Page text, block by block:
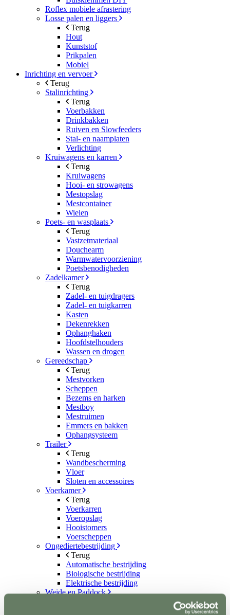
Roflex mobiele afrastering
Losse palen en liggers
Terug
Hout
Kunststof
Prikpalen
Mobiel
Inrichting en vervoer
Terug
Stalinrichting
Terug
Voerbakken
Drinkbakken
Ruiven en Slowfeeders
Stal- en naamplaten
Verlichting
Kruiwagens en karren
Terug
Kruiwagens
Hooi- en strowagens
Mestopslag
Mestcontainer
Wielen
Poets- en wasplaats
Terug
Vastzetmateriaal
Douchearm
Warmwatervoorziening
Poetsbenodigheden
Zadelkamer
Terug
Zadel- en tuigdragers
Zadel- en tuigkarren
Kasten
Dekenrekken
Ophanghaken
Hoofdstelhouders
Wassen en drogen
Gereedschap
Terug
Mestvorken
Scheppen
Bezems en harken
Mestboy
Mestruimen
Emmers en bakken
Ophangsysteem
Trailer
Terug
Wandbescherming
Vloer
Sloten en accessoires
Voerkamer
Terug
Voerkarren
Voeropslag
Hooistomers
Voerscheppen
Ongediertebestrijding
Terug
Automatische bestrijding
Biologische bestrijding
Elektrische bestrijding
Weide en Paddock